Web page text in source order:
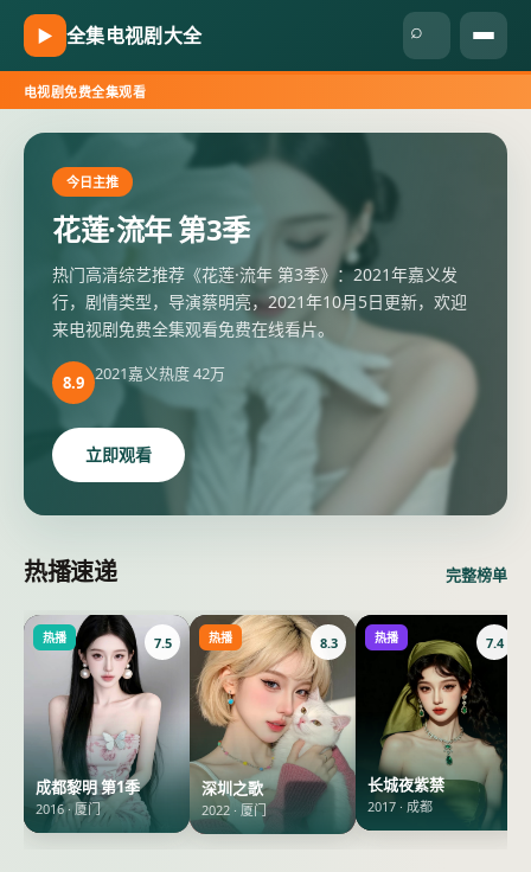
▶ 全集电视剧大全 ⌕
电视剧免费全集观看
全集电视剧大全-电视剧免费
今日主推
花莲·流年 第3季
热门高清综艺推荐《花莲·流年 第3季》：2021年嘉义发
行，剧情类型，导演蔡明亮，2021年10月5日更新，欢迎
来电视剧免费全集观看免费在线看片。
8.9 2021嘉义热度42万
立即观看
热播速递 完整榜单
热播 7.5
成都黎明 第1季
2016·厦门
热播 8.3
深圳之歌
2022 · 厦门
热播 7.4
长城夜紫禁
2017 · 成都